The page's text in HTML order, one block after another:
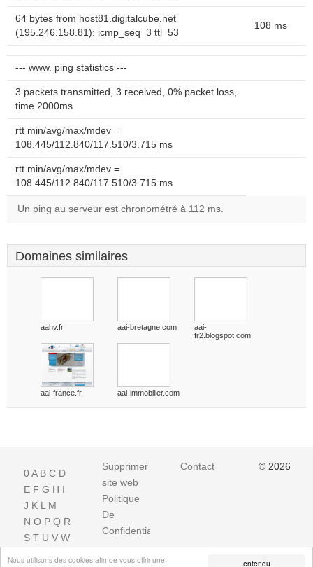
entendu
Nous utilisons des cookies afin de vous offrir une
64 bytes from host81.digitalcube.net
(195.246.158.81): icmp_seq=3 ttl=53
108 ms
--- www. ping statistics ---
3 packets transmitted, 3 received, 0% packet loss,
time 2000ms
rtt min/avg/max/mdev =
108.445/112.840/117.510/3.715 ms
rtt min/avg/max/mdev =
108.445/112.840/117.510/3.715 ms
Un ping au serveur est chronométré à 112 ms.
Domaines similaires
aahv.fr aai-bretagne.com
aai-
fr2.blogspot.com
aai-france.fr aai-immobilier.com
0A B C D
E F G H I
J K L M
N O P Q R
S T U V W
Supprimer
site web
Politique
De
Confidentialite
Contact © 2026